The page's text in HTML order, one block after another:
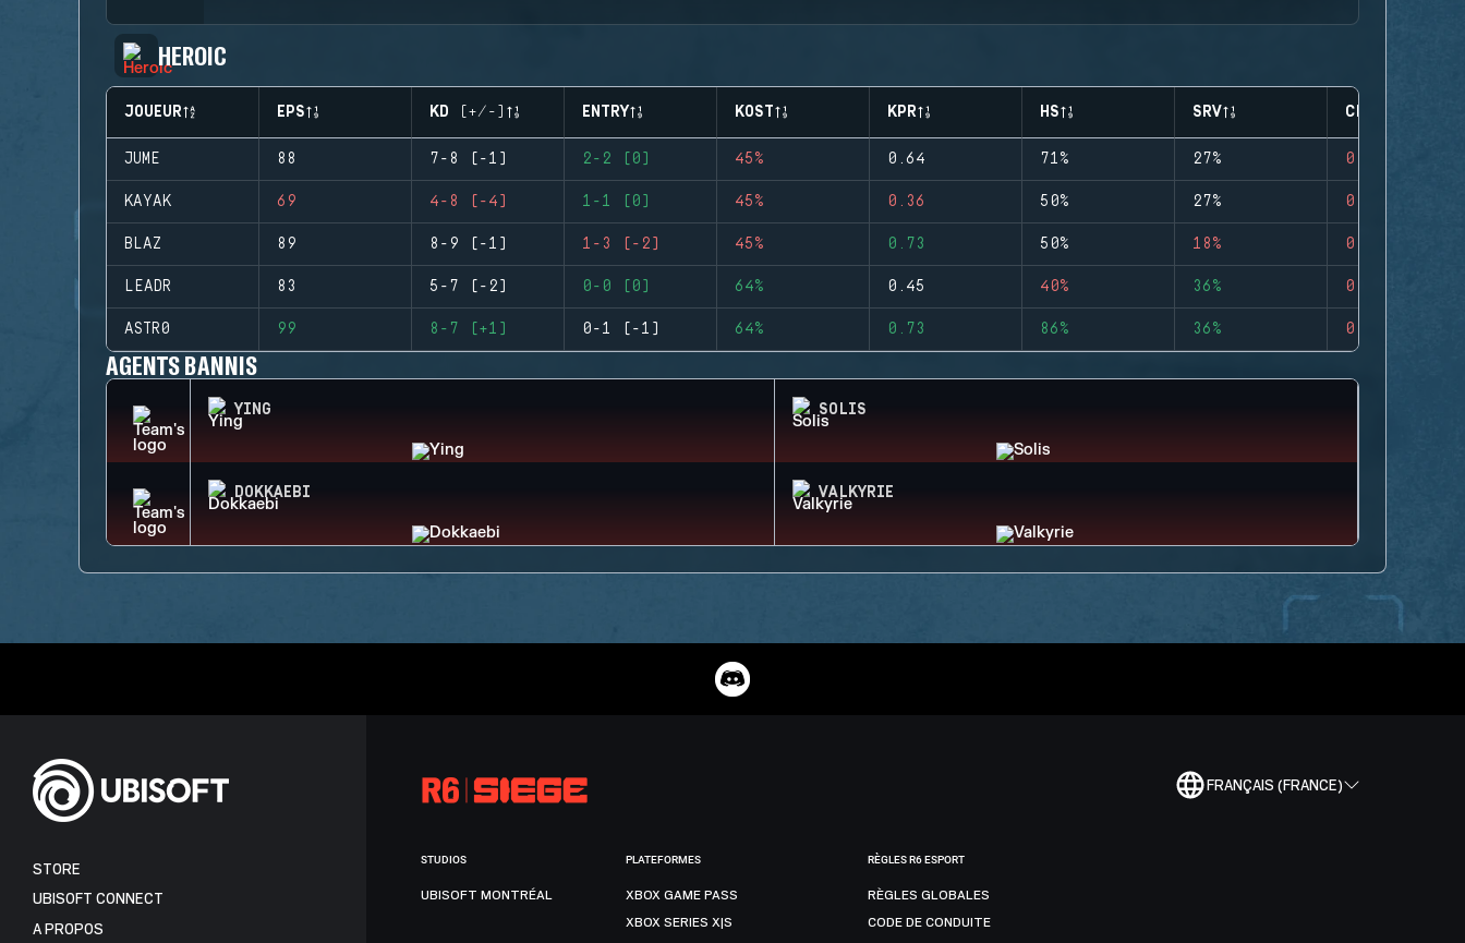
HEROIC
JOUEUR EPS KD (+/-) ENTRY KOST KPR HS SRV CLUTCHES
JUME 88 7-8 (-1) 2-2 (0) 45% 0.64 71% 27% 0
KAYAK 69 4-8 (-4) 1-1 (0) 45% 0.36 50% 27% 0
BLAZ 89 8-9 (-1) 1-3 (-2) 45% 0.73 50% 18% 0
LEADR 83 5-7 (-2) 0-0 (0) 64% 0.45 40% 36% 0
ASTR0 99 8-7 (+1) 0-1 (-1) 64% 0.73 86% 36% 0
AGENTS BANNIS
YING SOLIS
DOKKAEBI VALKYRIE
FRANÇAIS (FRANCE)
STORE
UBISOFT CONNECT
A PROPOS
STUDIOS
UBISOFT MONTRÉAL
PLATEFORMES
XBOX GAME PASS
XBOX SERIES X|S
RÈGLES R6 ESPORT
RÈGLES GLOBALES
CODE DE CONDUITE